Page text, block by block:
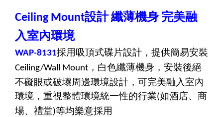
Ceiling Mount設計纖薄機身 完美融
入室內環境
WAP-8131採用吸頂式碟片設計，提供簡易安裝
Ceiling/Wall Mount ， 白色纖薄機身，安裝後絕
不礙眼或破壞周邊環境設計，可完美融入室內
環境 ，重視整體環境統一性的行業(如酒店、商
場、禮堂)等均樂意採用